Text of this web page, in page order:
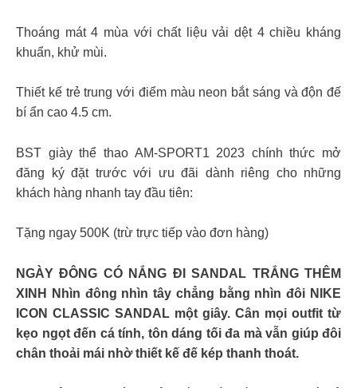
Thoáng mát 4 mùa với chất liệu vải dệt 4 chiều kháng
khuẩn, khử mùi.
Thiết kế trẻ trung với điểm màu neon bắt sáng và độn đế
bí ẩn cao 4.5 cm.
BST giày thể thao AM-SPORT1 2023 chính thức mở
đăng ký đặt trước với ưu đãi dành riêng cho những
khách hàng nhanh tay đầu tiên:
Tặng ngay 500K (trừ trực tiếp vào đơn hàng)
NGÀY ĐÔNG CÓ NẮNG ĐI SANDAL TRẮNG THÊM
XINH Nhìn đông nhìn tây chẳng bằng nhìn đôi NIKE
ICON CLASSIC SANDAL một giây. Cân mọi outfit từ
kẹo ngọt đến cá tính, tôn dáng tối đa mà vẫn giúp đôi
chân thoải mái nhờ thiết kế đế kép thanh thoát.